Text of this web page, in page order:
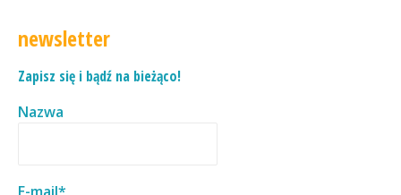
newsletter
Zapisz się i bądź na bieżąco!
Nazwa